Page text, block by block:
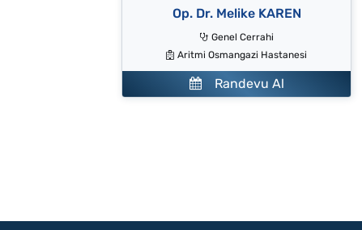
Op. Dr. Melike KAREN
Genel Cerrahi
Aritmi Osmangazi Hastanesi
Randevu Al